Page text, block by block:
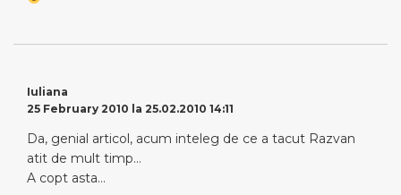
Iuliana
25 February 2010 la 25.02.2010 14:11
Da, genial articol, acum inteleg de ce a tacut Razvan
atit de mult timp…
A copt asta…